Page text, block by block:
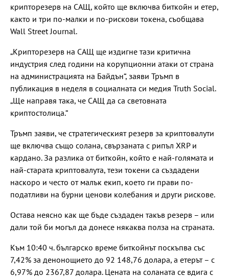
крипторезерв на САЩ, който ще включва биткойн и етер,
както и три по-малки и по-рискови токена, съобщава
Wall Street Journal.
„Крипторезерв на САЩ ще издигне тази критична
индустрия след години на корупционни атаки от страна
на администрацията на Байдън“, заяви Тръмп в
публикация в неделя в социалната си медия Truth Social.
„Ще направя така, че САЩ да са световната
криптостолица.“
Тръмп заяви, че стратегическият резерв за криптовалути
ще включва също солана, свързаната с рипъл XRP и
кардано. За разлика от биткойн, който е най-голямата и
най-старата криптовалута, тези токени са създадени
наскоро и често от малък екип, което ги прави по-
податливи на бурни ценови колебания и други рискове.
Остава неясно как ще бъде създаден такъв резерв – или
дали той би могъл да донесе някаква полза на страната.
Към 10:40 ч. българско време биткойнът поскъпва със
7,42% за денонощието до 92 148,76 долара, а етерът – с
6,97% до 2367,87 долара. Цената на соланата се вдига с